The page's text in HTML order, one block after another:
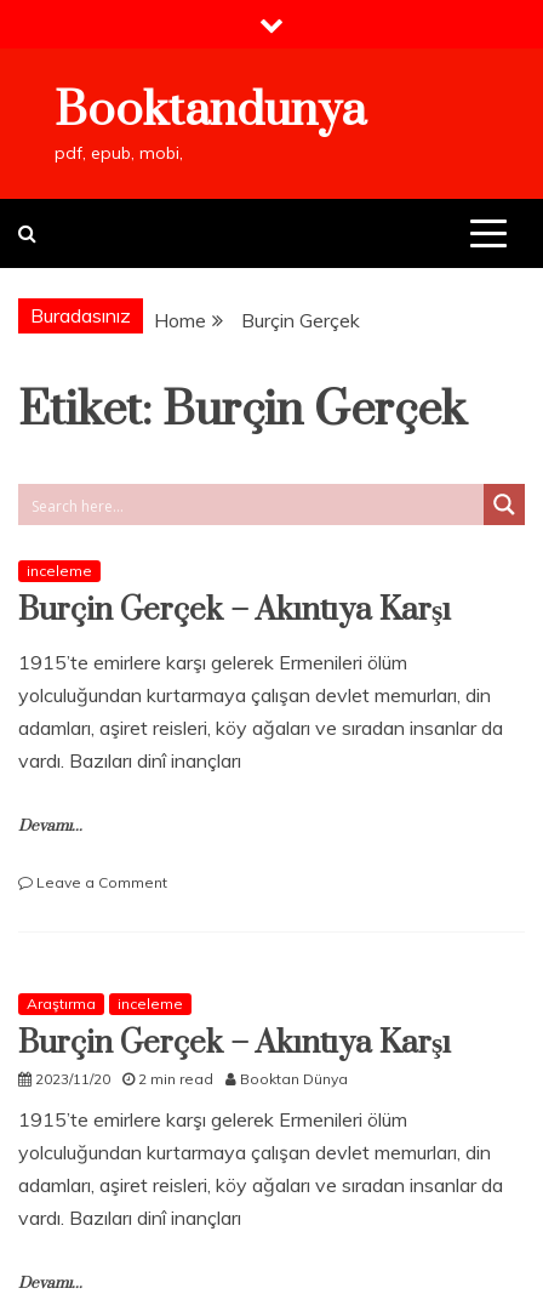
Booktandunya
pdf, epub, mobi,
Buradasınız Home Burçin Gerçek
Etiket: Burçin Gerçek
inceleme
Burçin Gerçek – Akıntıya Karşı
1915’te emirlere karşı gelerek Ermenileri ölüm
yolculuğundan kurtarmaya çalışan devlet memurları, din
adamları, aşiret reisleri, köy ağaları ve sıradan insanlar da
vardı. Bazıları dinî inançları
Devamı...
Leave a Commenton
Karşı
Araştırma inceleme
Burçin Gerçek – Akıntıya Karşı
2023/11/20 2 min read Booktan Dünya
1915’te emirlere karşı gelerek Ermenileri ölüm
yolculuğundan kurtarmaya çalışan devlet memurları, din
adamları, aşiret reisleri, köy ağaları ve sıradan insanlar da
vardı. Bazıları dinî inançları
Devamı...